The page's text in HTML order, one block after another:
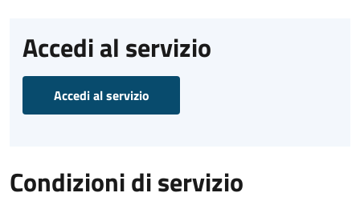
Accedi al servizio
Accedi al servizio
Condizioni di servizio